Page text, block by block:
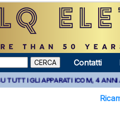
Contatti
ICOM, 4 ANNI APPARATI